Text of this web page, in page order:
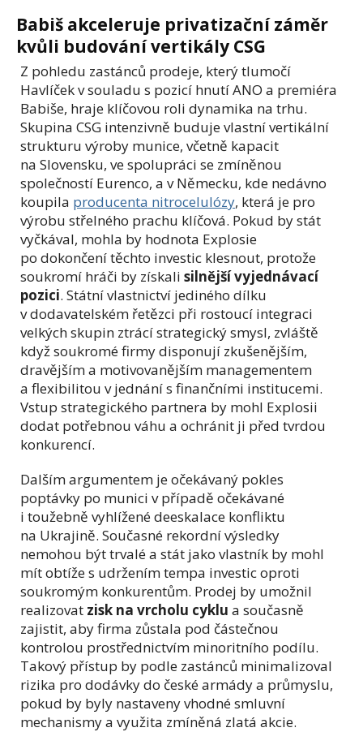
Babiš akceleruje privatizační záměr
kvůli budování vertikály CSG
Z pohledu zastánců prodeje, který tlumočí
Havlíček v souladu s pozicí hnutí ANO a premiéra
Babiše, hraje klíčovou roli dynamika na trhu.
Skupina CSG intenzivně buduje vlastní vertikální
strukturu výroby munice, včetně kapacit
na Slovensku, ve spolupráci se zmíněnou
společností Eurenco, a v Německu, kde nedávno
koupila producenta nitrocelulózy, která je pro
výrobu střelného prachu klíčová. Pokud by stát
vyčkával, mohla by hodnota Explosie
po dokončení těchto investic klesnout, protože
soukromí hráči by získali silnější vyjednávací
pozici. Státní vlastnictví jediného dílku
v dodavatelském řetězci při rostoucí integraci
velkých skupin ztrácí strategický smysl, zvláště
když soukromé firmy disponují zkušenějším,
dravějším a motivovanějším managementem
a flexibilitou v jednání s finančními institucemi.
Vstup strategického partnera by mohl Explosii
dodat potřebnou váhu a ochránit ji před tvrdou
konkurencí.
Dalším argumentem je očekávaný pokles
poptávky po munici v případě očekávané
i toužebně vyhlížené deeskalace konfliktu
na Ukrajině. Současné rekordní výsledky
nemohou být trvalé a stát jako vlastník by mohl
mít obtíže s udržením tempa investic oproti
soukromým konkurentům. Prodej by umožnil
realizovat zisk na vrcholu cyklu a současně
zajistit, aby firma zůstala pod částečnou
kontrolou prostřednictvím minoritního podílu.
Takový přístup by podle zastánců minimalizoval
rizika pro dodávky do české armády a průmyslu,
pokud by byly nastaveny vhodné smluvní
mechanismy a využita zmíněná zlatá akcie.